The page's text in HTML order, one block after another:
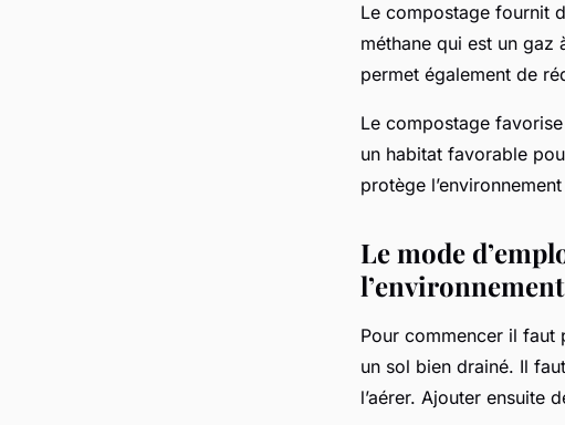
Le compostage fournit
méthane qui est un
permet également de
Le compostage
un habitat favorable
protège
Le mode
l’environnement
Pour commencer il faut
un sol bien drainé. Il
l’aérer. Ajouter ensuite